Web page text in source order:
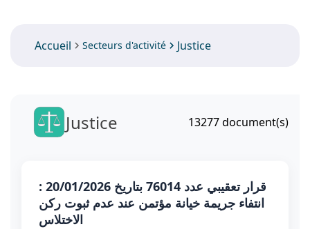
Accueil Secteurs d'activité Justice
Justice 13277document(s)
قرار تعقيبي عدد 76014 بتاريخ 20/01/2026 :
انتفاء جريمة خيانة مؤتمن عند عدم ثبوت ركن
الاختلاس